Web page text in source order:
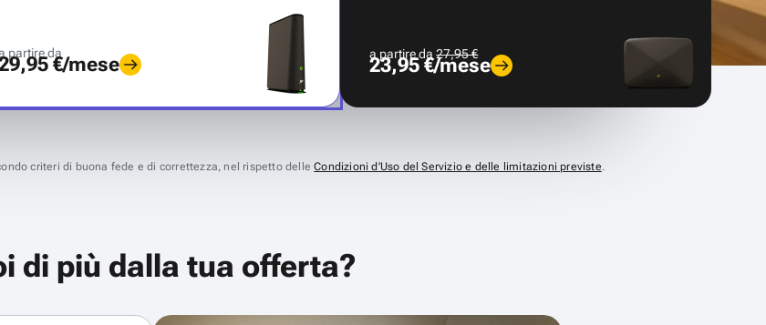
partire da€/mese a partire da27,95 €
23,95 €/mese
criteri di buona fede e di correttezza, nel rispetto delleCondizioni d’Uso del Servizio e delle limitazioni previste.
di più dalla tua offerta?